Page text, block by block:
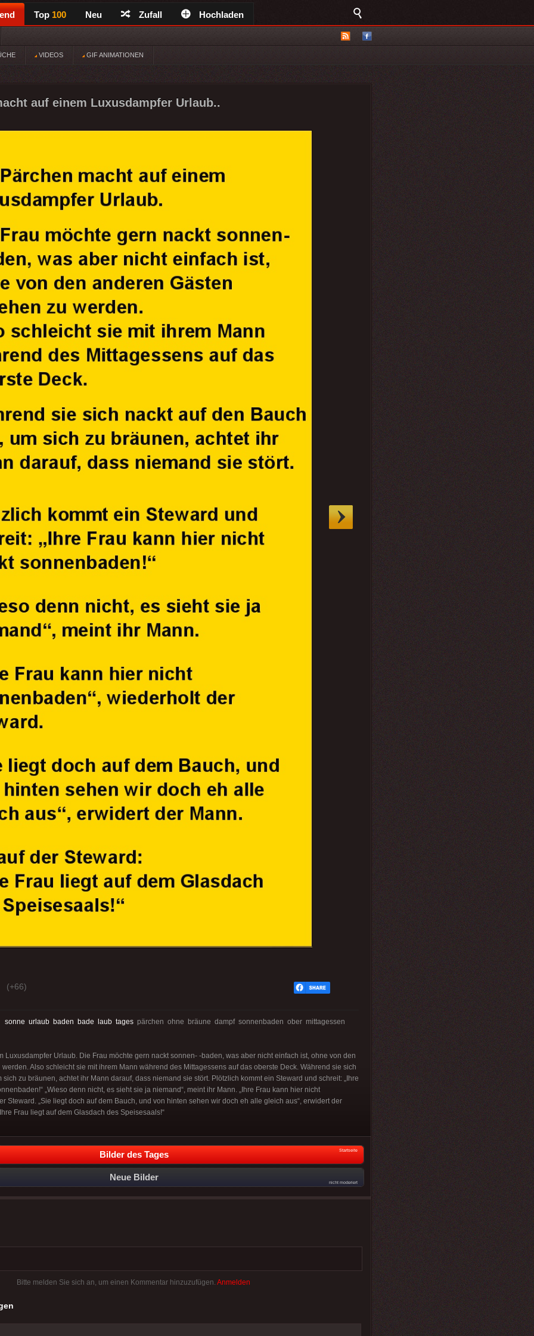
Top 100 Neu Zufall Hochladen
VIDEOS GIF ANIMATIONEN
auf einem Luxusdampfer Urlaub..
(+66)
sonne urlaub baden bade laub tages pärchen ohne bräune dampf sonnenbaden ober mittagessen
Luxusdampfer Urlaub. Die Frau möchte gern nackt sonnen- -baden, was aber nicht einfach ist, ohne von den
Also schleicht sie mit ihrem Mann während des Mittagessens auf das oberste Deck. Während sie sich
zu bräunen, achtet ihr Mann darauf, dass niemand sie stört. Plötzlich kommt ein Steward und schreit: „Ihre
„Wieso denn nicht, es sieht sie ja niemand“, meint ihr Mann. „Ihre Frau kann hier nicht
Steward. „Sie liegt doch auf dem Bauch, und von hinten sehen wir doch eh alle gleich aus“, erwidert der
Frau liegt auf dem Glasdach des Speisesaals!“
Bilder des Tages Startseite
Neue Bilder
nicht moderiert
Bitte melden Sie sich an, um einen Kommentar hinzuzufügen. Anmelden